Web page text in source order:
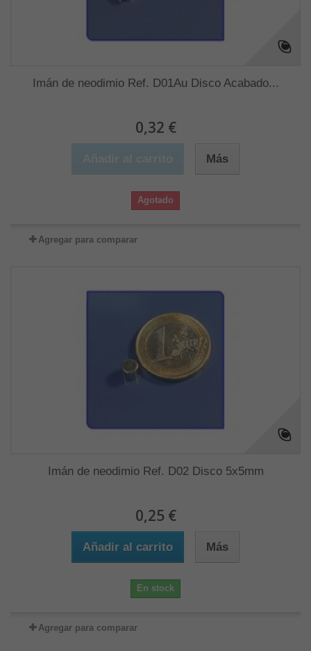
Imán de neodimio Ref. D01Au Disco Acabado...
0,32 €
Más
Agotado
Agregar para comparar
Imán de neodimio Ref. D02 Disco 5x5mm
0,25 €
Añadir al carrito Más
En stock
Agregar para comparar